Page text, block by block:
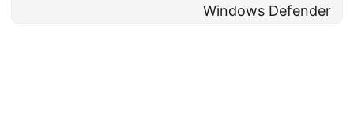
Windows Defender